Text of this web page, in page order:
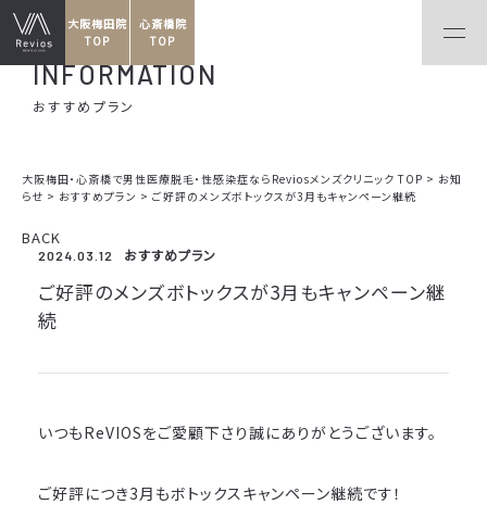
大阪梅田院
TOP
心斎橋院
TOP
INFORMATION
おすすめプラン
大阪梅田・心斎橋で男性医療脱毛・性感染症ならReviosメンズクリニック TOP > お知
らせ > おすすめプラン > ご好評のメンズボトックスが3月もキャンペーン継続
BACK
2024.03.12 おすすめプラン
ご好評のメンズボトックスが3月もキャンペーン継
続
いつもReVIOSをご愛顧下さり誠にありがとうございます。
ご好評につき3月もボトックスキャンペーン継続です！